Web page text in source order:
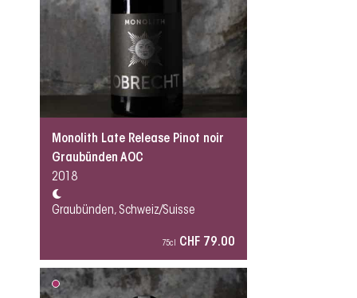
Monolith Late Release Pinot noir
Graubünden AOC
2018
Graubünden, Schweiz/Suisse
75cl CHF 79.00